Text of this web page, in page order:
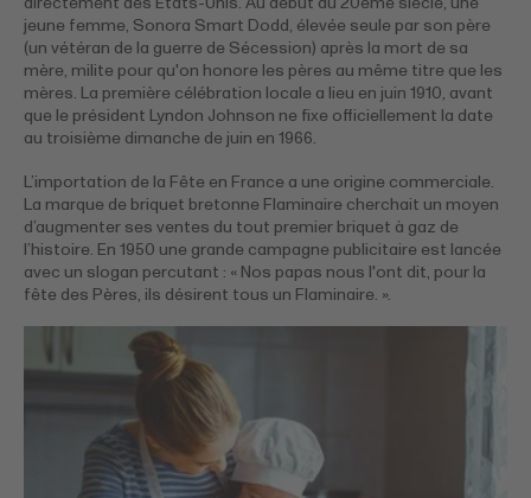
jeune femme, Sonora Smart Dodd, élevée seule par son père
(un vétéran de la guerre de Sécession) après la mort de sa
mère, milite pour qu'on honore les pères au même titre que les
mères. La première célébration locale a lieu en juin 1910, avant
que le président Lyndon Johnson ne fixe officiellement la date
au troisième dimanche de juin en 1966.
L’importation de la Fête en France a une origine commerciale.
La marque de briquet bretonne Flaminaire cherchait un moyen
d’augmenter ses ventes du tout premier briquet à gaz de
l’histoire. En 1950 une grande campagne publicitaire est lancée
avec un slogan percutant : « Nos papas nous l'ont dit, pour la
fête des Pères, ils désirent tous un Flaminaire. ».